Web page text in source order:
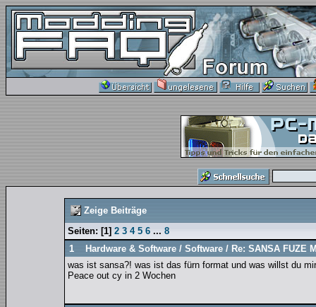
Zeige Beiträge
Seiten:[1] 2 3 4 5 6 ... 8
1
Hardware & Software/ Software/ Re: SANSA FUZE
was ist sansa?! was ist das fürn format und was willst du
Peace out cy in 2 Wochen